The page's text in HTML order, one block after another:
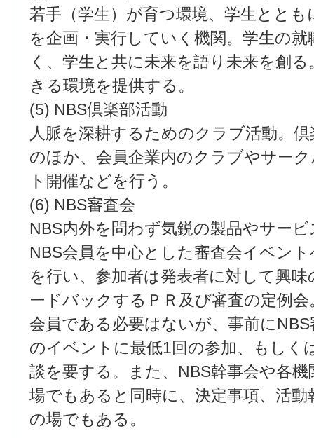
若手（学生）が育つ環境、学生とと
を企画・実行していく機関。学生の
く、学生と共に未来を語り未来を創
きる環境を提供する。
(5) NBS倶楽部活動
人脈を深耕するためのクラブ活動。
のほか、会員企業内のクラブやサー
ト開催などを行う。
(6) NBS審査会
NBS内外を問わず気鋭の製品やサー
NBS会員を中心とした審査会イベン
を行い、参加者は発表者に対して興
ードバックするＰＲ及び審査の定例
会員である必要はないが、事前に
のイベントに最低1回の参加、もしく
談を要する。また、NBS幹事会や各
場でもあると同時に、決定事項、活
の場でもある。